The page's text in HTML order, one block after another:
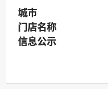
城市
城市
门店名称
门店名称
信息公示
信息公示